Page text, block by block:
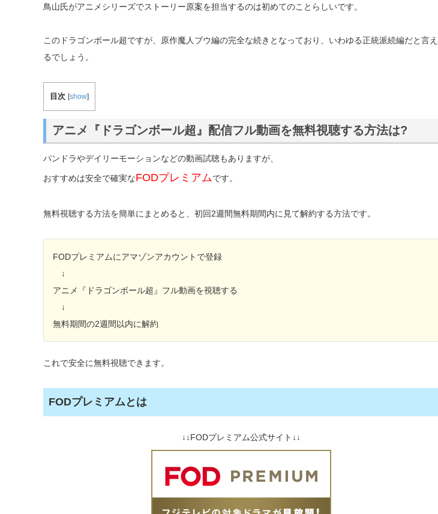
鳥山氏がアニメシリーズでストーリー原案を担当するのは初めてのことらしいです。
このドラゴンボール超ですが、原作魔人ブウ編の完全な続きとなっており、いわゆる正統派続編だと言え
るでしょう。
目次 [show]
アニメ『ドラゴンボール超』配信フル動画を無料視聴する方法は?
パンドラやデイリーモーションなどの動画試聴もありますが、
おすすめは安全で確実なFODプレミアムです。
無料視聴する方法を簡単にまとめると、初回2週間無料期間内に見て解約する方法です。
FODプレミアムにアマゾンアカウントで登録
↓
アニメ『ドラゴンボール超』フル動画を視聴する
↓
無料期間の2週間以内に解約
これで安全に無料視聴できます。
FODプレミアムとは
↓↓FODプレミアム公式サイト↓↓